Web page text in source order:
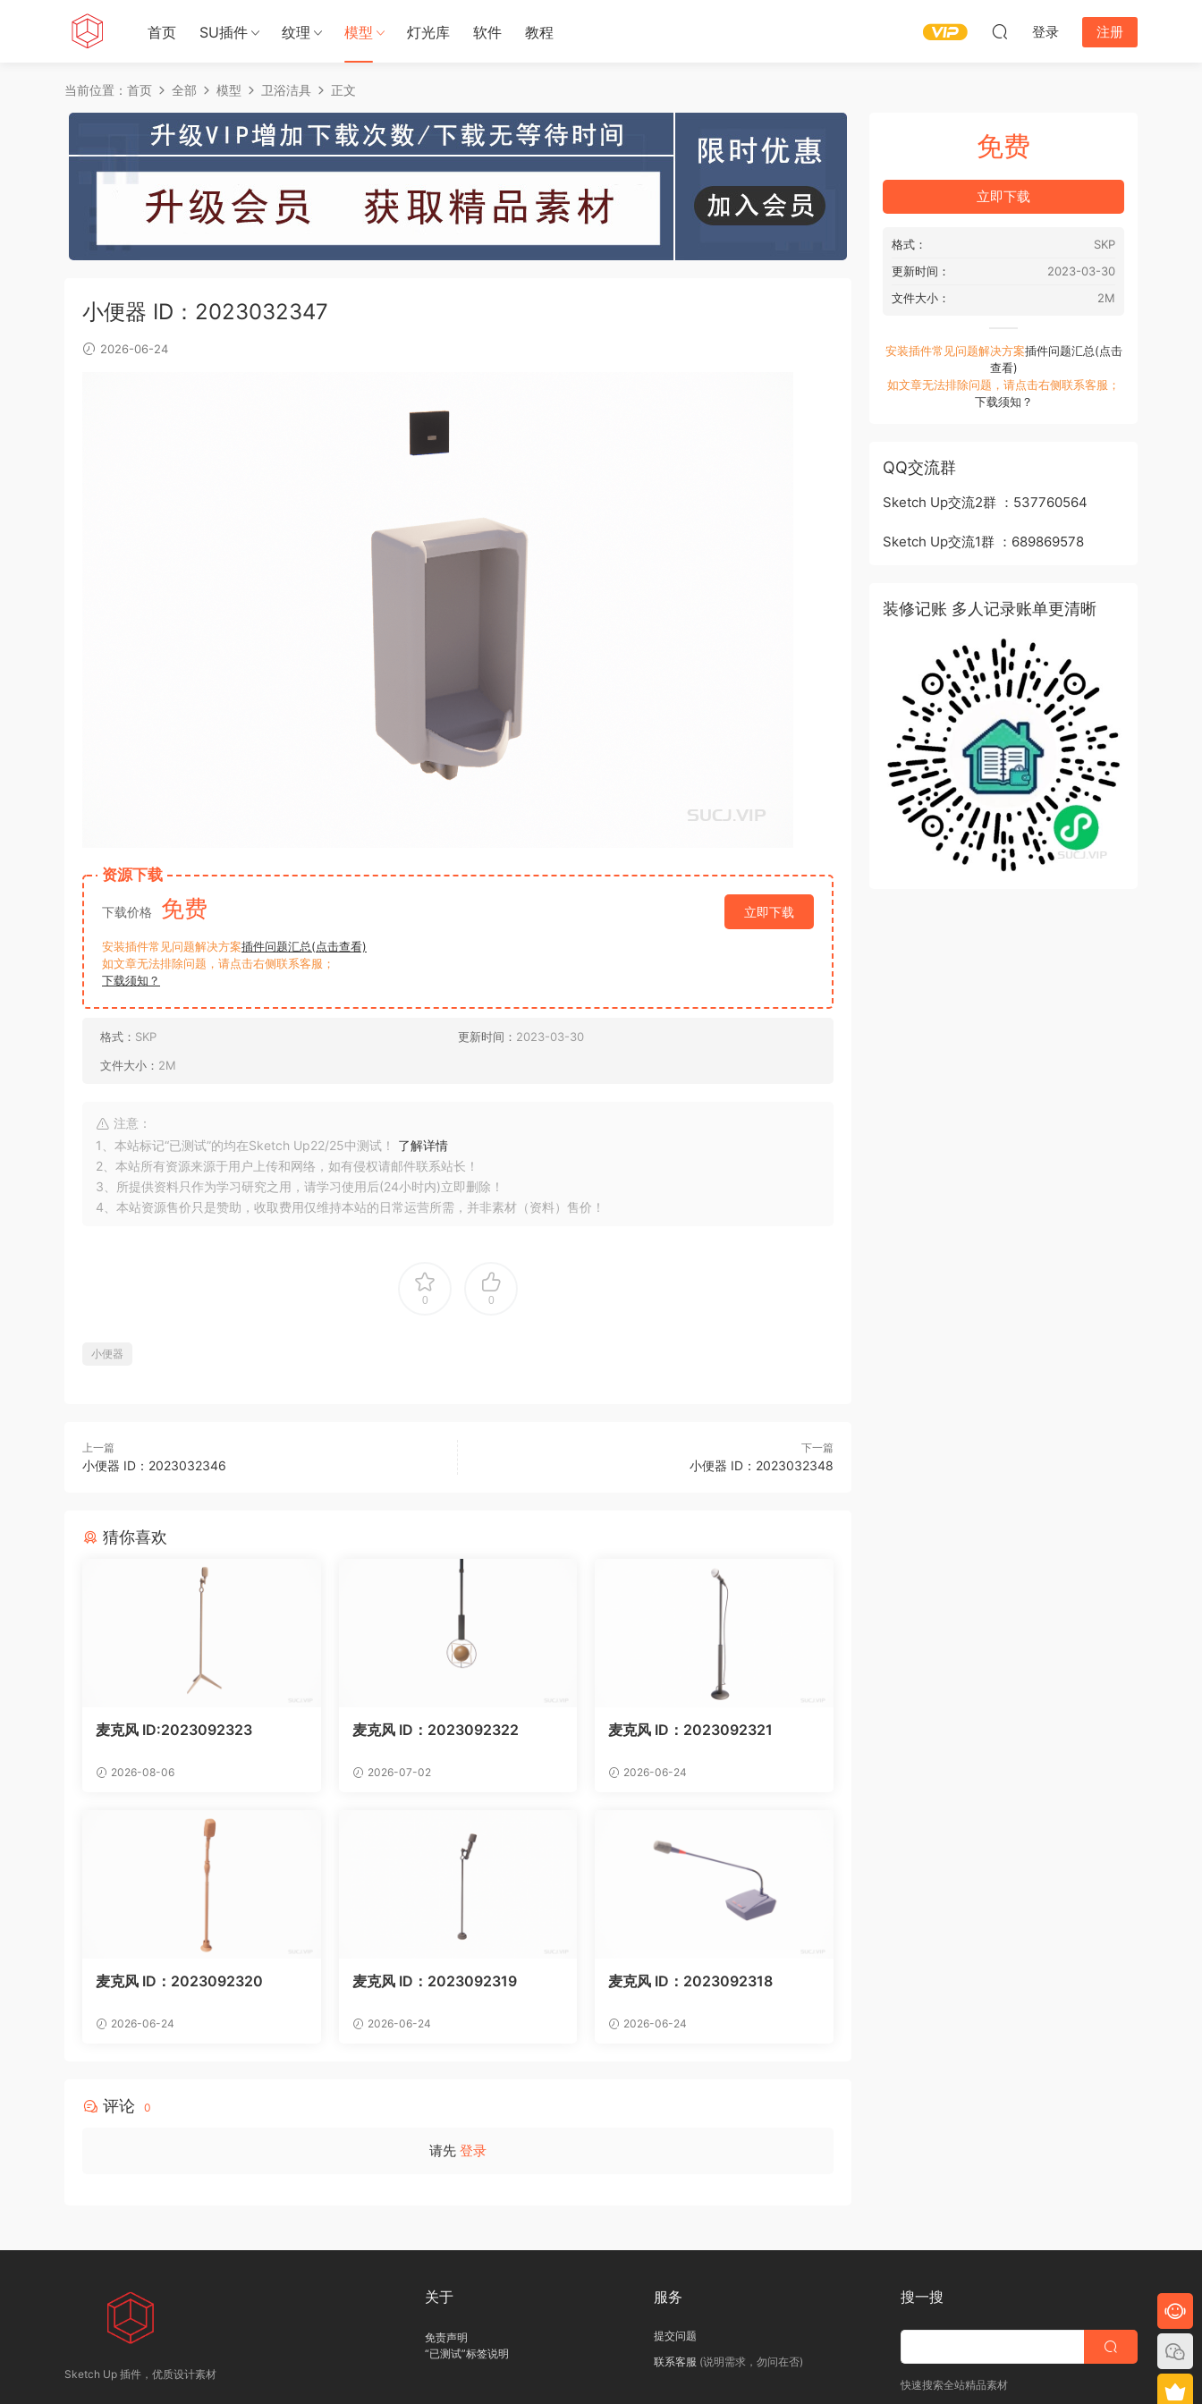
首页 SU插件 纹理 模型 灯光库 软件 教程 登录 注册
当前位置： 首页 全部 模型 卫浴洁具 正文
小便器 ID：2023032347
2026-06-24
资源下载
下载价格 免费 立即下载
安装插件常见问题解决方案插件问题汇总(点击查看)
如文章无法排除问题，请点击右侧联系客服；
下载须知？
格式： SKP 更新时间： 2023-03-30
文件大小： 2M
注意：
1、本站标记“已测试”的均在Sketch Up22/25中测试！ 了解详情
2、本站所有资源来源于用户上传和网络，如有侵权请邮件联系站长！
3、所提供资料只作为学习研究之用，请学习使用后(24小时内)立即删除！
4、本站资源售价只是赞助，收取费用仅维持本站的日常运营所需，并非素材（资料）售价！
0 0
小便器
上一篇
小便器 ID：2023032346
下一篇
小便器 ID：2023032348
猜你喜欢
麦克风 ID:2023092323
2026-08-06
麦克风 ID：2023092322
2026-07-02
麦克风 ID：2023092321
2026-06-24
麦克风 ID：2023092320
2026-06-24
麦克风 ID：2023092319
2026-06-24
麦克风 ID：2023092318
2026-06-24
评论 0
请先 登录
免费
立即下载
格式：
SKP
更新时间：
2023-03-30
文件大小：
2M
安装插件常见问题解决方案插件问题汇总(点击
查看)
如文章无法排除问题，请点击右侧联系客服；
下载须知？
QQ交流群
Sketch Up交流2群 ：537760564
Sketch Up交流1群 ：689869578
装修记账 多人记录账单更清晰
Sketch Up 插件，优质设计素材
关于
免责声明
“已测试”标签说明
服务
提交问题
联系客服 (说明需求，勿问在否)
搜一搜
快速搜索全站精品素材